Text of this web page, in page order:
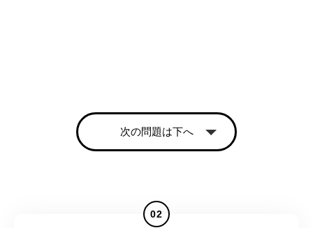
次の問題は下へ
02